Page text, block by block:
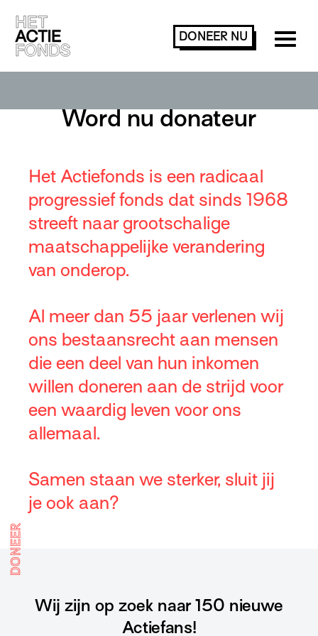
DONEER NU
Word nu donateur
Het Actiefonds is een radicaal
progressief fonds dat sinds 1968
streeft naar grootschalige
maatschappelijke verandering
van onderop.
Al meer dan 55 jaar verlenen wij
ons bestaansrecht aan mensen
die een deel van hun inkomen
willen doneren aan de strijd voor
een waardig leven voor ons
allemaal.
Samen staan we sterker, sluit jij
je ook aan?
DONEER
Wij zijn op zoek naar 150 nieuwe
Actiefans!